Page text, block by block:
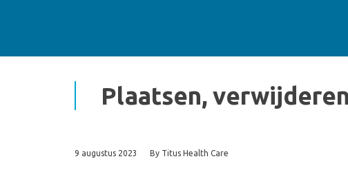
Plaatsen,
9 augustus 2023 By Titus Health Care